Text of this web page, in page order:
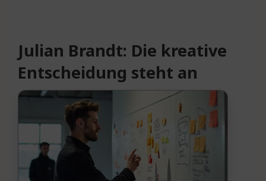
Julian Brandt: Die kreative
Entscheidung steht an